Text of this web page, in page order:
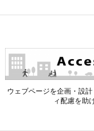
ウェブページを企画・設
ィ配慮を助